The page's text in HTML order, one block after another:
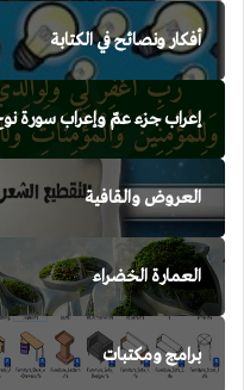
أفكار ونصائح في الكتابة
إعراب جزء عمّ وإعراب سورة
العروض والقافية
العمارة الخضراء
برامج ومكتبات